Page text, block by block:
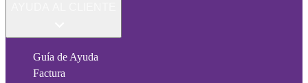
Guía de Ayuda
Factura